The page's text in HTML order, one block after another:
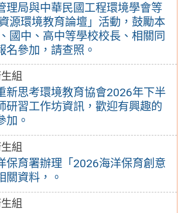
理局與中華民國工程環境學會等
源環境教育論壇」活動，鼓勵本
國中、高中等學校校長、相關同
名參加，請查照。
組
新思考環境教育協會2026年下半
研習工作坊資訊，歡迎有興趣的
加。
組
保育署辦理「2026海洋保育創意
關資料，。
組